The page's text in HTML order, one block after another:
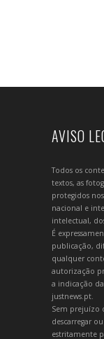
AVISO
Todos os
textos, as
protegidos
nacional e
intelectual,
É
publicação,
qualquer
autorização
a indicação
justnews.pt.
Sem prejuízo
descarregar
estritamente